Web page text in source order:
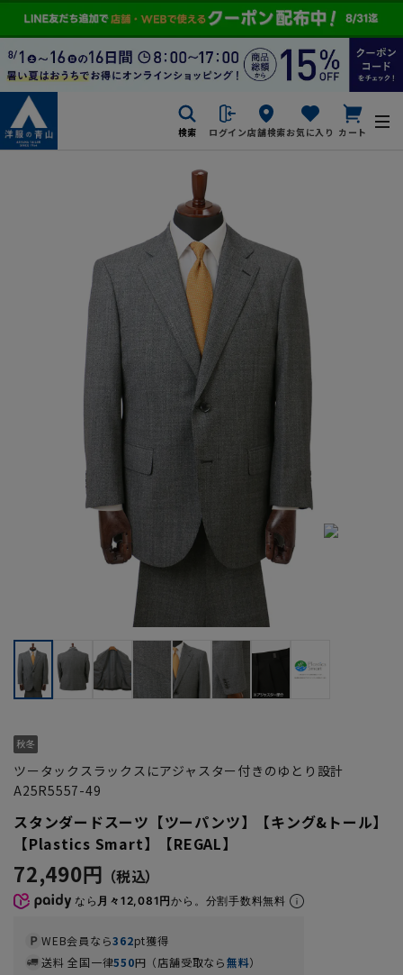
検索 ログイン店舗検索お気に入り カート
ツータックスラックスにアジャスター付きのゆとり設計
A25R5557-49
スタンダードスーツ【ツーパンツ】【キング&トール】
【Plastics Smart】【REGAL】
72,490円
なら 月々12,081円から。分割手数料無料
WEB会員なら362pt獲得
送料 全国一律550円（店舗受取なら無料）